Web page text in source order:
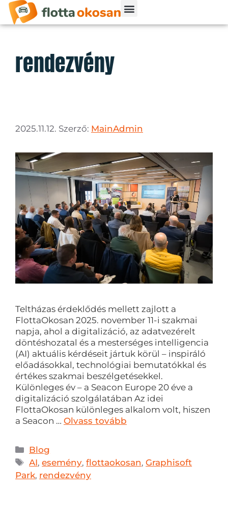
rendezvény
2025.11.12. Szerző: MainAdmin
Teltházas érdeklődés mellett zajlott a
FlottaOkosan 2025. november 11-i szakmai
napja, ahol a digitalizáció, az adatvezérelt
döntéshozatal és a mesterséges intelligencia
(AI) aktuális kérdéseit jártuk körül – inspiráló
előadásokkal, technológiai bemutatókkal és
értékes szakmai beszélgetésekkel.
Különleges év – a Seacon Europe 20 éve a
digitalizáció szolgálatában Az idei
FlottaOkosan különleges alkalom volt, hiszen
a Seacon … Olvass tovább
Blog
AI,esemény,flottaokosan,Graphisoft
Park, rendezvény